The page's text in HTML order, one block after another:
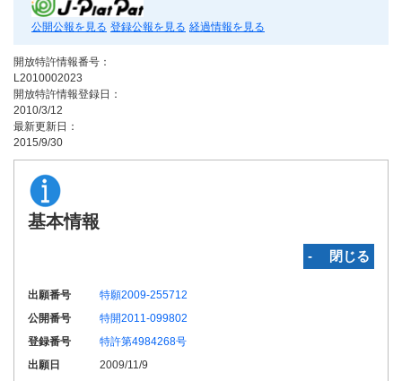
公開公報を見る 登録公報を見る 経過情報を見る
開放特許情報番号：
L2010002023
開放特許情報登録日：
2010/3/12
最新更新日：
2015/9/30
基本情報
‐ 閉じる
出願番号
特願2009-255712
公開番号
特開2011-099802
登録番号
特許第4984268号
出願日
2009/11/9